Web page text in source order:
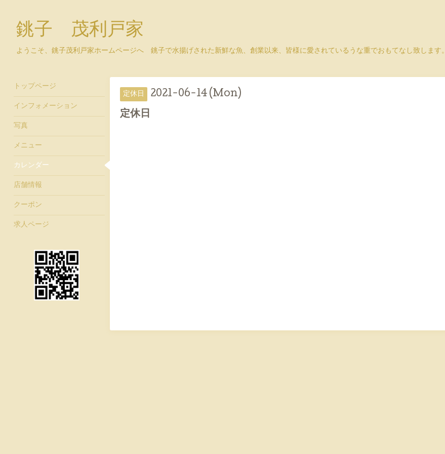
銚子 茂利戸家
ようこそ、銚子茂利戸家ホームページへ 銚子で水揚げされた新鮮な魚、創業以来、皆様に愛されているうな重でおもてなし致します。
定休日 2021-06-14 (Mon)
定休日
トップページ
インフォメーション
写真
メニュー
カレンダー
店舗情報
クーポン
求人ページ